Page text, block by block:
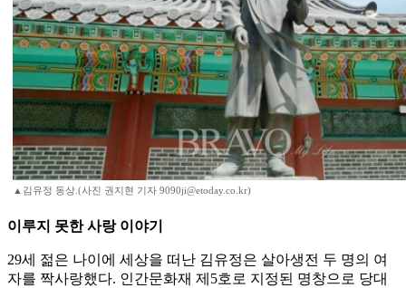
▲김유정 동상.(사진 권지현 기자 9090ji@etoday.co.kr)
이루지 못한 사랑 이야기
29세 젊은 나이에 세상을 떠난 김유정은 살아생전 두 명의 여
자를 짝사랑했다. 인간문화재 제5호로 지정된 명창으로 당대